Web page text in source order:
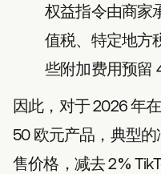
权益指令由商家
值税、特定地方
些附加费用预留
因此，对于 2026 年
50 欧元产品，典型
售价格，减去 2%